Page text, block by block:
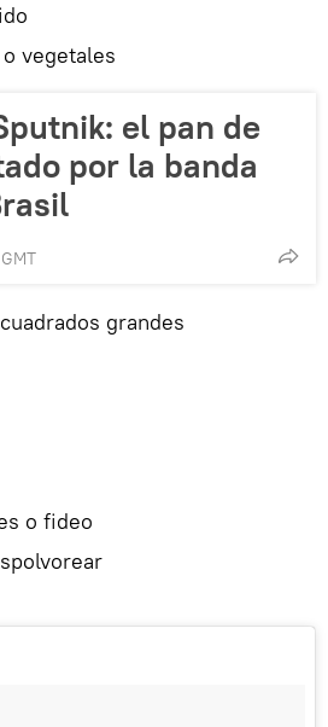
vegetales
el pan de
por la banda
grandes
o fideo